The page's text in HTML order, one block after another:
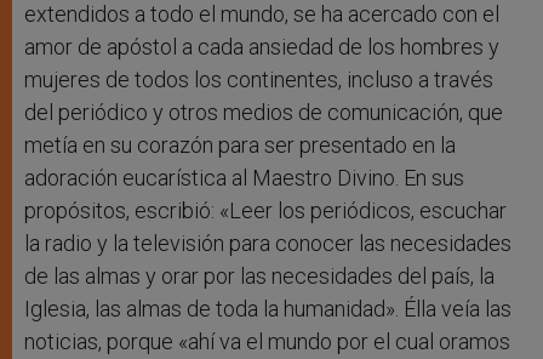
extendidos a todo el mundo, se ha acercado con el
amor de apóstol a cada ansiedad de los hombres y
mujeres de todos los continentes, incluso a través
del periódico y otros medios de comunicación, que
metía en su corazón para ser presentado en la
adoración eucarística al Maestro Divino. En sus
propósitos, escribió: «Leer los periódicos, escuchar
la radio y la televisión para conocer las necesidades
de las almas y orar por las necesidades del país, la
Iglesia, las almas de toda la humanidad». Élla veía las
noticias, porque «ahí va el mundo por el cual oramos